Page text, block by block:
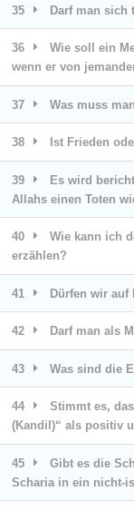
35 Darf man sich
36
Wie soll ein
wenn er von
37 Was muss
38 Ist Frieden
39
Es wird
Allahs einen Toten
40
Wie kann ich
erzählen?
41 Dürfen wir auf
42 Darf man als
43 Was sind die
44
Stimmt es,
(Kandil)“ als positiv
45
Gibt es die
Scharia in ein nicht-